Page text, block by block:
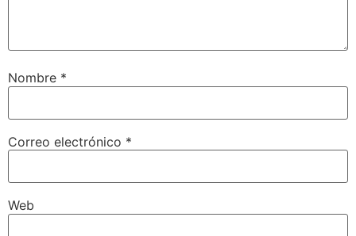
Nombre *
Correo electrónico *
Web